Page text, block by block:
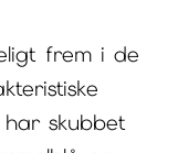
frem i de
skubbet